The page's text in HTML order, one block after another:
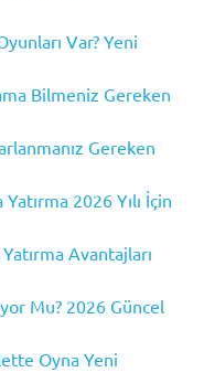
Var? Yeni
Bilmeniz Gereken
Gereken
2026 Yılı İçin
Avantajları
Mu? 2026 Güncel
Oyna Yeni